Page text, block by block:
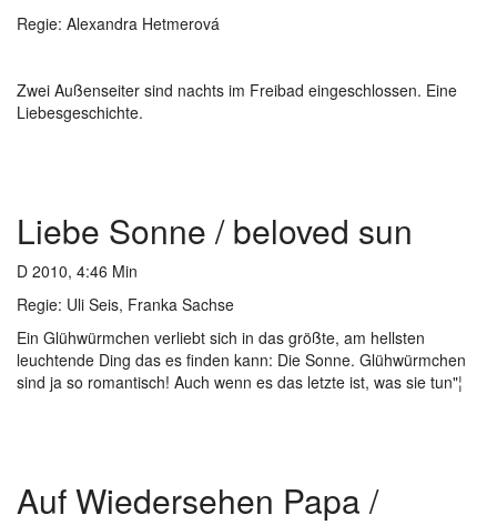
Regie: Alexandra Hetmerová
Zwei Außenseiter sind nachts im Freibad eingeschlossen. Eine
Liebesgeschichte.
Liebe Sonne / beloved sun
D 2010, 4:46 Min
Regie: Uli Seis, Franka Sachse
Ein Glühwürmchen verliebt sich in das größte, am hellsten
leuchtende Ding das es finden kann: Die Sonne. Glühwürmchen
sind ja so romantisch! Auch wenn es das letzte ist, was sie tun"¦
Auf Wiedersehen Papa /